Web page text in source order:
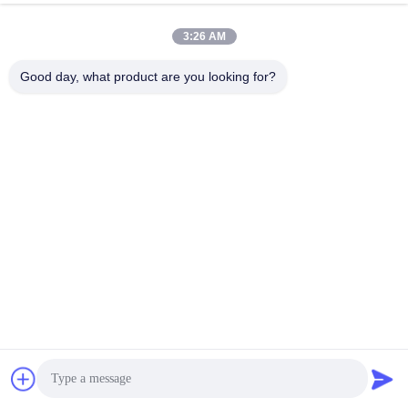
Πάρτε την καλύτερη τιμή
Τηλέφωνο
3:26 AM
Good day, what product are you looking for?